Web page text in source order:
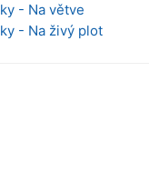
- Na větve
- Na živý plot